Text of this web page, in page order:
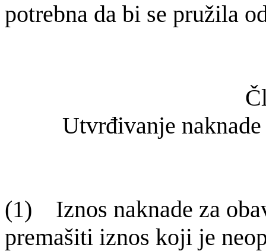
potrebna da bi se pružila
Utvrđivanje
(1) Iznos naknade za
prema­šiti iznos koji je